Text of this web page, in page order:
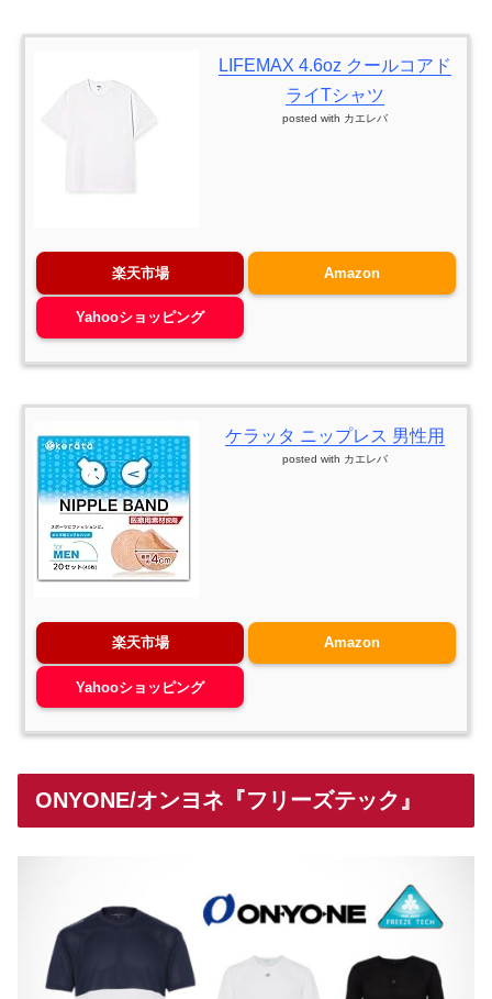
LIFEMAX 4.6oz クールコアド
ライTシャツ
posted with カエレバ
楽天市場 Amazon
Yahooショッピング
ケラッタ ニップレス 男性用
posted with カエレバ
楽天市場 Amazon
Yahooショッピング
ONYONE/オンヨネ『フリーズテック』